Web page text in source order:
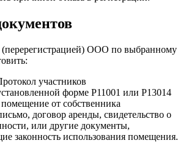
(перерегистрацией) ООО по выбранному
участников
форме Р11001 или Р13014
от собственника
договор аренды, свидетельство о
или другие документы,
законность использования помещения.